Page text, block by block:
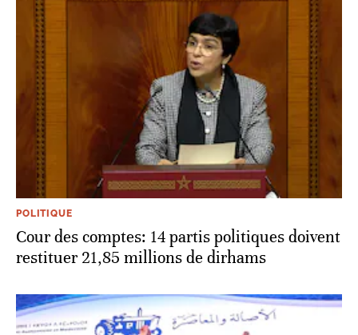
POLITIQUE
Cour des comptes: 14 partis politiques doivent
restituer 21,85 millions de dirhams